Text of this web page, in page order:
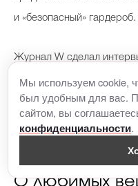
и «безопасный» гардероб.
Журнал W сделал
целом отношении к
моменты.
О любимых
Мы используем cookie,
был удобным для вас.
сайтом, вы
конфиденциальности.